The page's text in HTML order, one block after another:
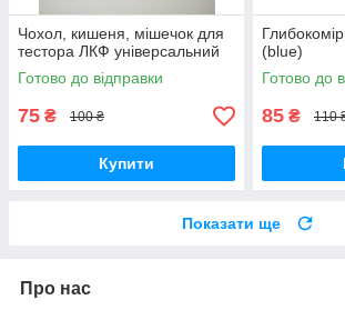
Чохол, кишеня, мішечок для
тестора ЛКФ універсальний
Готово до відправки
75 ₴ 100 ₴
Купити
(blue)
Готово до
85 ₴ 110
Показати ще
Про нас